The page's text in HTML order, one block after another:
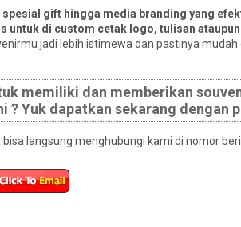
gift hingga media branding yang
untuk di custom cetak logo, tulisan
jadi lebih istimewa dan pastinya
memiliki dan memberikan
? Yuk dapatkan sekarang
langsung menghubungi kami di nomor